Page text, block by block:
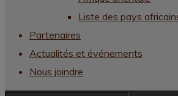
Liste des pays
Partenaires
Actualités et événements
Nous joindre